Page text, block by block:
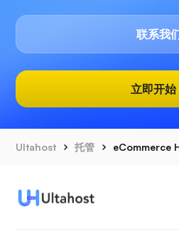
联系我
立即开始
Ultahost 托管 eCommerce